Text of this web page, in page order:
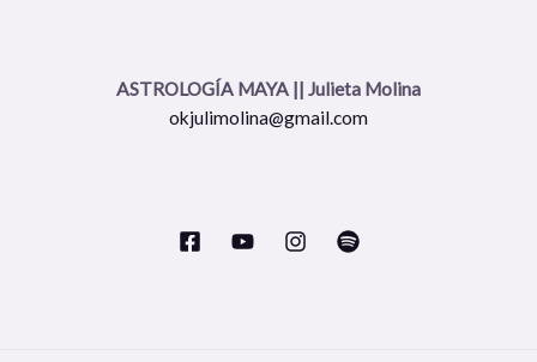
ASTROLOGÍA MAYA || Julieta Molina
okjulimolina@gmail.com